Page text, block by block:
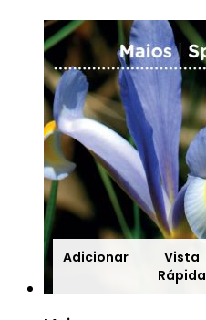
Adicionar
Vista
Rápida